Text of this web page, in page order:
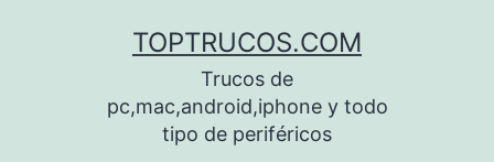
TOPTRUCOS.COM
Trucos de
pc,mac,android,iphone y todo
tipo de periféricos